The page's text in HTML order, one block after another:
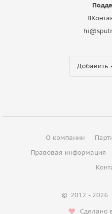
Добавить
О компании
Правовая информация
© 2012 - 2026
Сделано